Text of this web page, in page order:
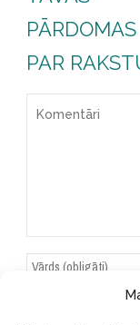
PĀRDOMAS
PAR